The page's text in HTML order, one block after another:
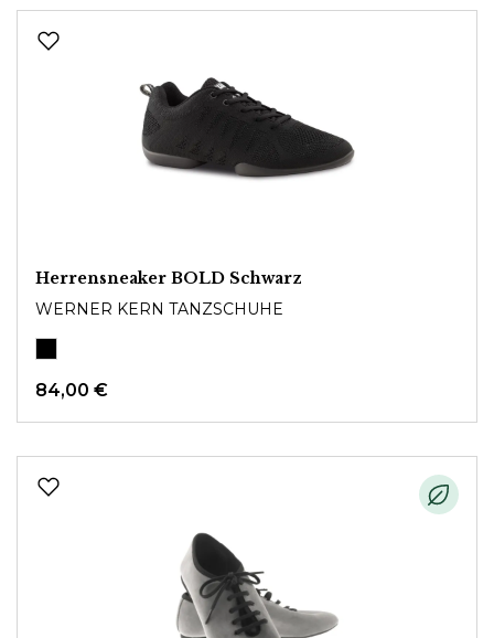
Herrensneaker BOLD Schwarz
WERNER KERN TANZSCHUHE
84,00 €